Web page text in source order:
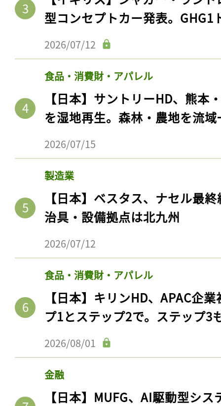
型コンセプトカー発表。GHG1
2026/07/12
食品・消費財・アパレル
【日本】サントリーHD、熊本
を湿地再生。森林・農地を流
2026/07/15
製造業
【日本】ベスタス、ナセル最
治具・設備拠点は北九州
2026/07/12
食品・消費財・アパレル
【日本】キリンHD、APAC企
プ1とステップ2で。ステップ3
2026/08/01
金融
【日本】MUFG、AI駆動型シ